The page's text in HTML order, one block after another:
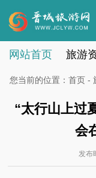
网站首页 旅游
您当前的位置： 首页 -
“太行山上过
会
发布